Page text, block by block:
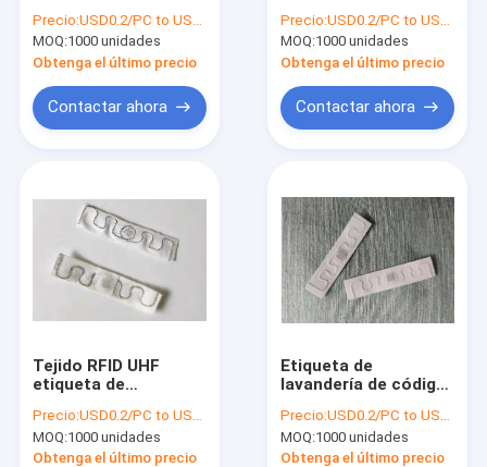
lavandería de capa
única con chip 8
Precio:USD0.2/PC to USD0.5/PC
MOQ:1000 unidades
Obtenga el último precio
Contactar ahora
UHF 200 ciclos de
lavado Comercial
Precio:USD0.2/PC to USD0.5/PC
MOQ:1000 unidades
Obtenga el último precio
Contactar ahora
Tejido RFID UHF
etiqueta de
sola capa con chip 8
Precio:USD0.2/PC to USD0.5/PC
MOQ:1000 unidades
Obtenga el último precio
Etiqueta de
lavandería de código
lavado de lavandería
comercial
Precio:USD0.2/PC to USD0.5/PC
MOQ:1000 unidades
Obtenga el último precio